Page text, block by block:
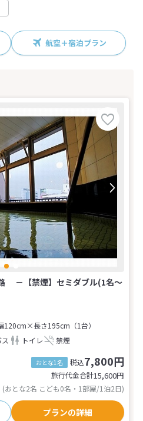
航空＋宿泊プラン
－【禁煙】セミダブル(1名～
120cm×長さ195cm（1台）
トイレ 禁煙
おとな1名 税込7,800円
旅行代金合計15,600円
(おとな2名 こども0名・1部屋/1泊2日)
プランの詳細